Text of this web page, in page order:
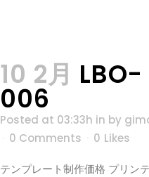
10 2月 LBO-
006
Posted at 03:33h in by
0 Comments
0 Likes
テンプレート制作価格 プリン